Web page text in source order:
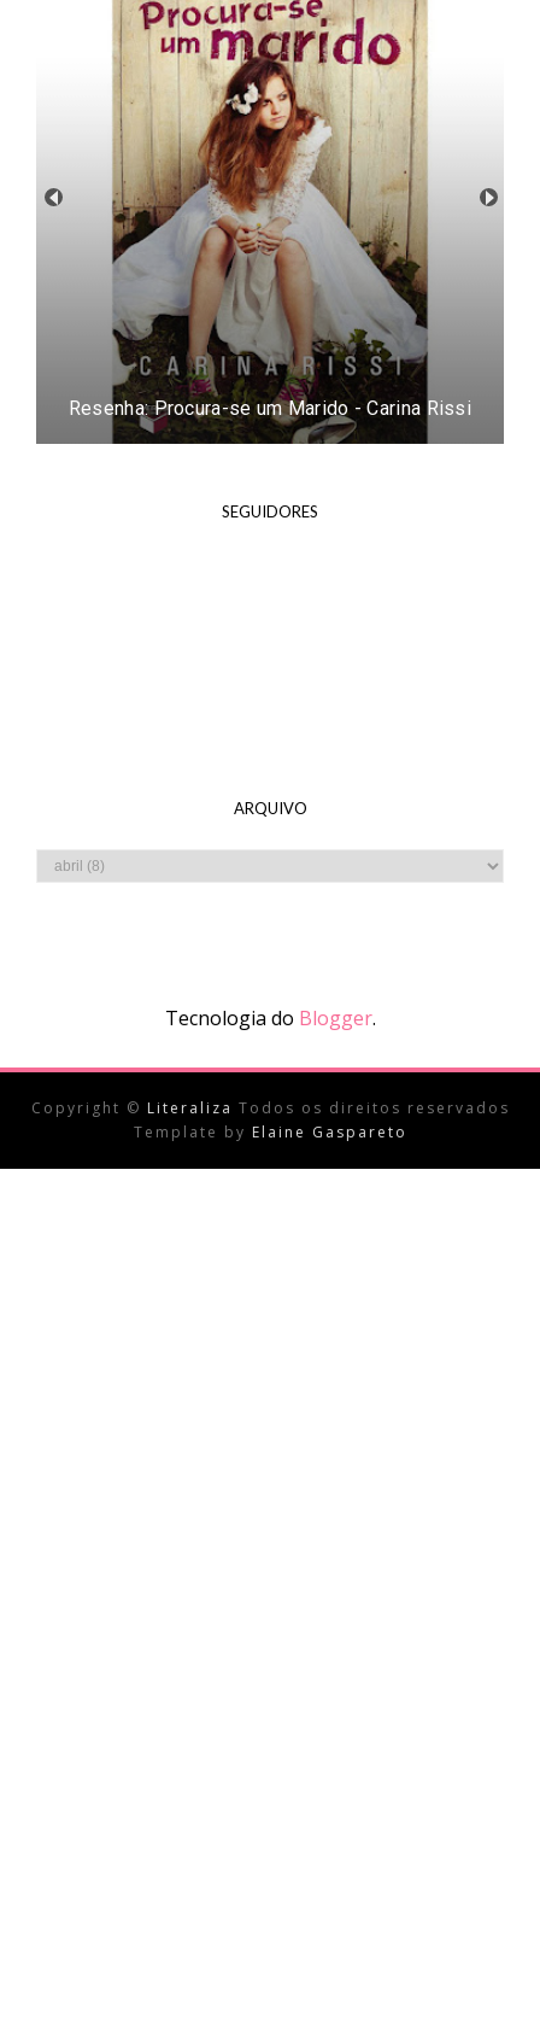
Resenha: Procura-se um Marido - Carina Rissi
SEGUIDORES
ARQUIVO
Tecnologia do Blogger.
Copyright © Literaliza Todos os direitos reservados
Template by Elaine Gaspareto